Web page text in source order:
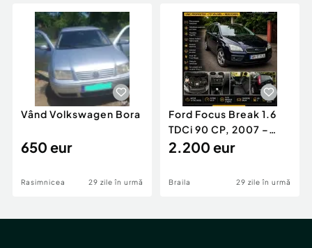
Servicii
Animale de companie
Afaceri și echipamente profesionale
Inchiriere Bunuri si Vehicule
Utilaje agricole si industriale
Piese auto si accesorii
Dacia Duster
Vând Volkswagen Bora
650 eur
Rasimnicea 29 zile în urmă
Ford Focus Break 1.6
TDCi 90 CP, 2007 –
Unic proprietar, ITP
2.200 eur
Braila 29 zile în urmă